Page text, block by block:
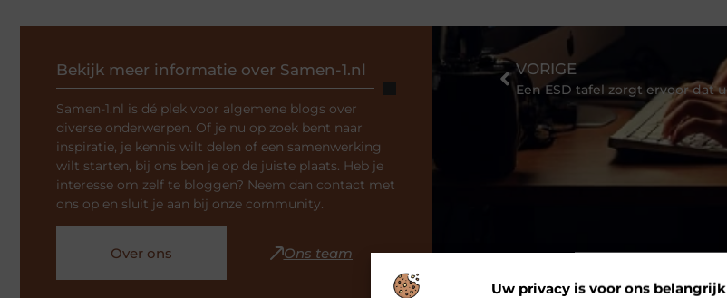
Uw privacy is voor ons belangrijk
Bekijk meer informatie over Samen-1.nl
Samen-1.nl is dé plek voor algemene blogs over
diverse onderwerpen. Of je nu op zoek bent naar
inspiratie, je kennis wilt delen of een samenwerking
wilt starten, bij ons ben je op de juiste plaats. Heb je
interesse om zelf te bloggen? Neem dan contact met
ons op en sluit je aan bij onze community.
Over ons Ons team
VORIGE